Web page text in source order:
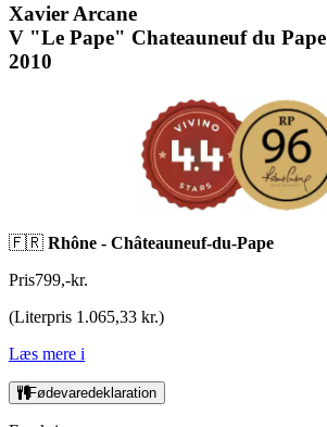
Xavier Arcane
V "Le Pape" Chateauneuf du Pape
2010
🇫🇷 Rhône - Châteauneuf-du-Pape
Pris799,-kr.
(Literpris 1.065,33 kr.)
Læs mere i
Fødevaredeklaration